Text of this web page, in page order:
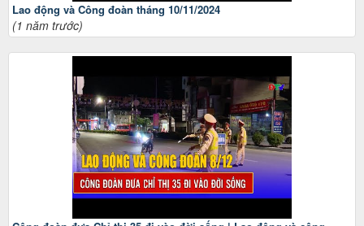
Lao động và Công đoàn tháng 10/11/2024
(1 năm trước)